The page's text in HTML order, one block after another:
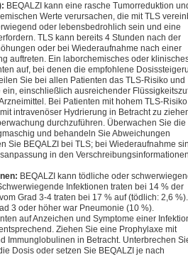
BEQALZI kann eine rasche Tumorreduktion
Werte verursachen, die mit TLS
oder lebensbedrohlich sein und eine
TLS kann bereits 4 Stunden nach der
oder bei Wiederaufnahme nach einer
auftreten. Ein laborchemisches oder
auf, bei denen die empfohlene
Sie bei allen Patienten das TLS-Risiko und
ein, einschließlich ausreichender
Bei Patienten mit hohem TLS-
intravenöser Hydrierung in Betracht zu
durchzuführen. Überwachen Sie die
und behandeln Sie Abweichungen
Sie BEQALZI bei TLS; bei Wiederaufnahme
in den
BEQALZI kann tödliche oder
Infektionen traten bei 14 % der
Grad 3-4 traten bei 17 % auf (tödlich: 2,6
3 oder höher war Pneumonie (10 %).
auf Anzeichen und Symptome einer
Ziehen Sie eine Prophylaxe mit
Immunglobulinen in Betracht. Unterbrechen
Dosis oder setzen Sie BEQALZI je nach